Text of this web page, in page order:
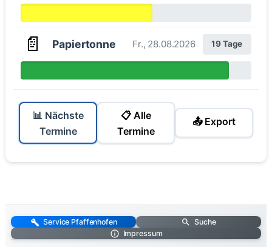
📄 Papiertonne Fr., 28.08.2026 19 Tage
📊 Nächste
Termine
📋 Alle
Termine
📤 Export
Service Pfaffenhofen
Suche
Impressum